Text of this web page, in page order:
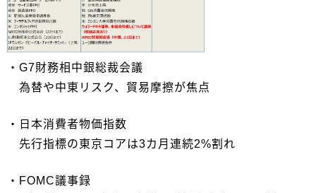
・G7財務相中銀総裁会議
為替や中東リスク、貿易摩擦が焦点
・日本消費者物価指数
先行指標の東京コアは3カ月連続2%割れ
・FOMC議事録